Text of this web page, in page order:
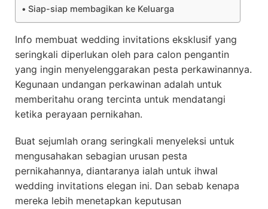
Siap-siap membagikan ke Keluarga
Info membuat wedding invitations eksklusif yang
seringkali diperlukan oleh para calon pengantin
yang ingin menyelenggarakan pesta perkawinannya.
Kegunaan undangan perkawinan adalah untuk
memberitahu orang tercinta untuk mendatangi
ketika perayaan pernikahan.
Buat sejumlah orang seringkali menyeleksi untuk
mengusahakan sebagian urusan pesta
pernikahannya, diantaranya ialah untuk ihwal
wedding invitations elegan ini. Dan sebab kenapa
mereka lebih menetapkan keputusan